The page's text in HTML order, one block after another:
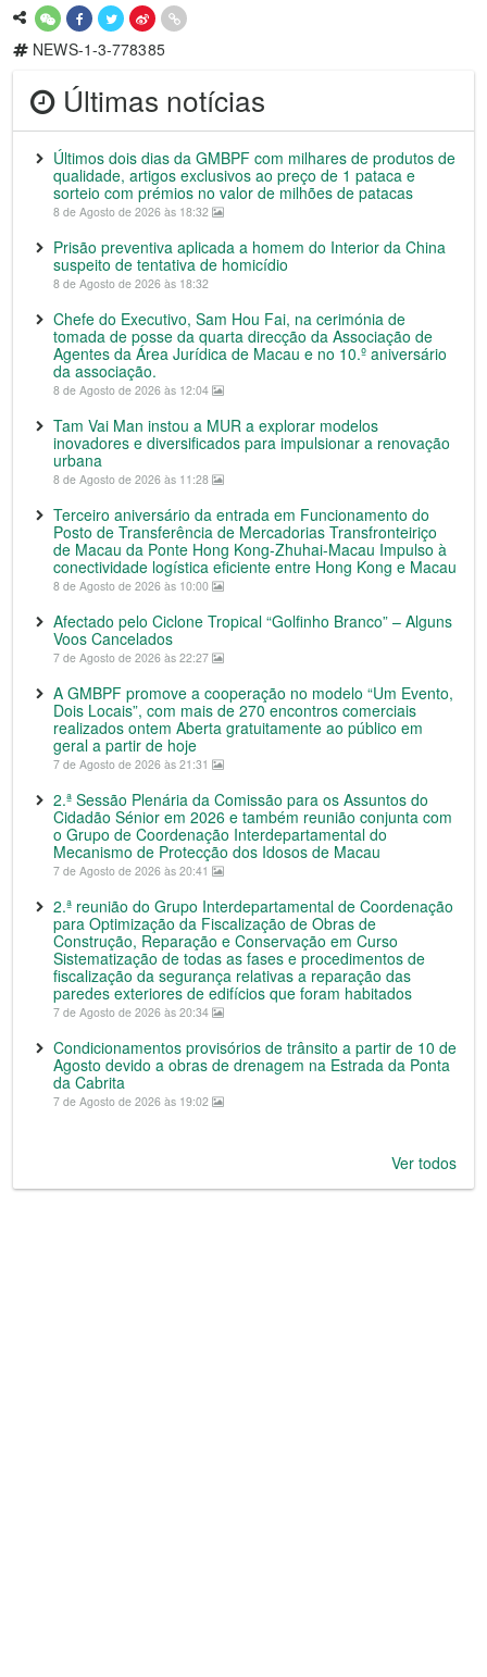
NEWS-1-3-778385
Últimas notícias
Últimos dois dias da GMBPF com milhares de produtos de
qualidade, artigos exclusivos ao preço de 1 pataca e
sorteio com prémios no valor de milhões de patacas
8 de Agosto de 2026 às 18:32
Prisão preventiva aplicada a homem do Interior da China
suspeito de tentativa de homicídio
8 de Agosto de 2026 às 18:32
Chefe do Executivo, Sam Hou Fai, na cerimónia de
tomada de posse da quarta direcção da Associação de
Agentes da Área Jurídica de Macau e no 10.º aniversário
da associação.
8 de Agosto de 2026 às 12:04
Tam Vai Man instou a MUR a explorar modelos
inovadores e diversificados para impulsionar a renovação
urbana
8 de Agosto de 2026 às 11:28
Terceiro aniversário da entrada em Funcionamento do
Posto de Transferência de Mercadorias Transfronteiriço
de Macau da Ponte Hong Kong-Zhuhai-Macau Impulso à
conectividade logística eficiente entre Hong Kong e Macau
8 de Agosto de 2026 às 10:00
Afectado pelo Ciclone Tropical “Golfinho Branco” – Alguns
Voos Cancelados
7 de Agosto de 2026 às 22:27
A GMBPF promove a cooperação no modelo “Um Evento,
Dois Locais”, com mais de 270 encontros comerciais
realizados ontem Aberta gratuitamente ao público em
geral a partir de hoje
7 de Agosto de 2026 às 21:31
2.ª Sessão Plenária da Comissão para os Assuntos do
Cidadão Sénior em 2026 e também reunião conjunta com
o Grupo de Coordenação Interdepartamental do
Mecanismo de Protecção dos Idosos de Macau
7 de Agosto de 2026 às 20:41
2.ª reunião do Grupo Interdepartamental de Coordenação
para Optimização da Fiscalização de Obras de
Construção, Reparação e Conservação em Curso
Sistematização de todas as fases e procedimentos de
fiscalização da segurança relativas a reparação das
paredes exteriores de edifícios que foram habitados
7 de Agosto de 2026 às 20:34
Condicionamentos provisórios de trânsito a partir de 10 de
Agosto devido a obras de drenagem na Estrada da Ponta
da Cabrita
7 de Agosto de 2026 às 19:02
Ver todos